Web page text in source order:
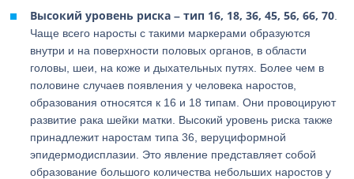
Высокий уровень риска – тип 16, 18, 36, 45, 56, 66, 70
Чаще всего наросты с такими маркерами образуются
внутри и на поверхности половых органов, в области
головы, шеи, на коже и дыхательных путях. Более чем в
половине случаев появления у человека наростов,
образования относятся к 16 и 18 типам. Они провоцируют
развитие рака шейки матки. Высокий уровень риска также
принадлежит наростам типа 36, веруциформной
эпидермодисплазии. Это явление представляет собой
образование большого количества небольших наростов у